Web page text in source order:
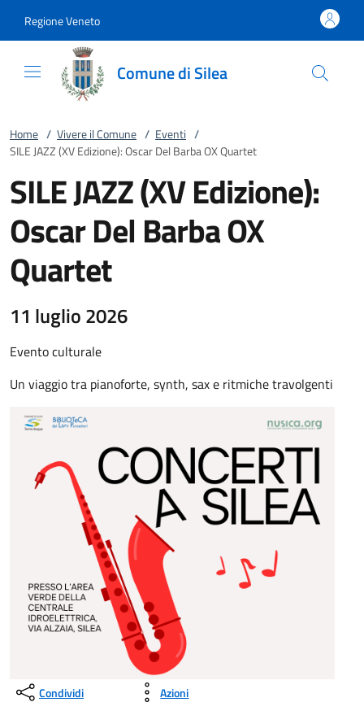
Regione Veneto
Comune di Silea
Home / Vivere il Comune / Eventi /
SILE JAZZ (XV Edizione): Oscar Del Barba OX Quartet
SILE JAZZ (XV Edizione):
Oscar Del Barba OX
Quartet
11 luglio 2026
Evento culturale
Un viaggio tra pianoforte, synth, sax e ritmiche travolgenti
Condividi Azioni